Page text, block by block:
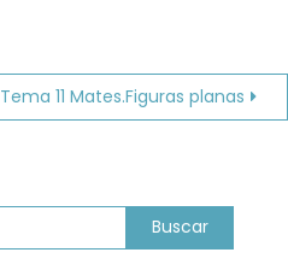
Tema 11 Mates.Figuras planas
Buscar: